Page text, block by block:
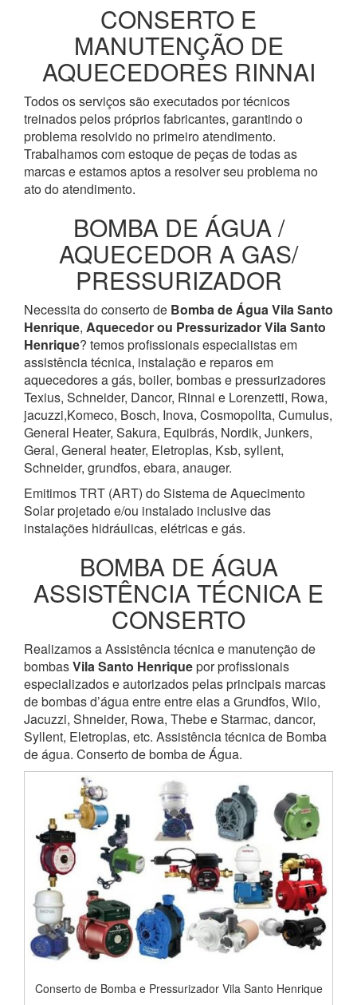
CONSERTO E
MANUTENÇÃO DE
AQUECEDORES RINNAI
Todos os serviços são executados por técnicos
treinados pelos próprios fabricantes, garantindo o
problema resolvido no primeiro atendimento.
Trabalhamos com estoque de peças de todas as
marcas e estamos aptos a resolver seu problema no
ato do atendimento.
BOMBA DE ÁGUA /
AQUECEDOR A GAS/
PRESSURIZADOR
Necessita do conserto de Bomba de ÁguaVila Santo
Henrique, Aquecedor ou PressurizadorVila Santo
Henrique? temos profissionais especialistas em
assistência técnica, instalação e reparos em
aquecedores a gás, boiler, bombas e pressurizadores
Texius, Schneider, Dancor, Rinnai e Lorenzetti, Rowa,
jacuzzi,Komeco, Bosch, Inova, Cosmopolita, Cumulus,
General Heater, Sakura, Equibrás, Nordik, Junkers,
Geral, General heater, Eletroplas, Ksb, syllent,
Schneider, grundfos, ebara, anauger.
Emitimos TRT (ART) do Sistema de Aquecimento
Solar projetado e/ou instalado inclusive das
instalações hidráulicas, elétricas e gás.
BOMBA DE ÁGUA
ASSISTÊNCIA TÉCNICA E
CONSERTO
Realizamos a Assistência técnica e manutenção de
bombasVila Santo Henriquepor profissionais
especializados e autorizados pelas principais marcas
de bombas d’água entre entre elas a Grundfos, Wilo,
Jacuzzi, Shneider, Rowa, Thebe e Starmac, dancor,
Syllent, Eletroplas, etc. Assistência técnica de Bomba
de água. Conserto de bomba de Água.
Conserto de Bomba e Pressurizador Vila Santo Henrique